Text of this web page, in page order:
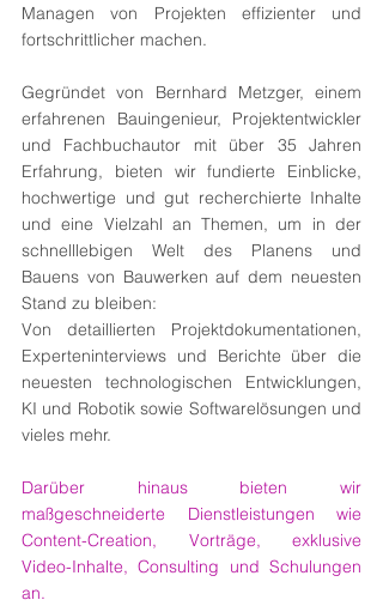
Managen von Projekten effizienter und
fortschrittlicher machen.
Gegründet von Bernhard Metzger, einem
erfahrenen Bauingenieur, Projektentwickler
und Fachbuchautor mit über 35 Jahren
Erfahrung, bieten wir fundierte Einblicke,
hochwertige und gut recherchierte Inhalte
und eine Vielzahl an Themen, um in der
schnelllebigen Welt des Planens und
Bauens von Bauwerken auf dem neuesten
Stand zu bleiben:
Von detaillierten Projektdokumentationen,
Experteninterviews und Berichte über die
neuesten technologischen Entwicklungen,
KI und Robotik sowie Softwarelösungen und
vieles mehr.
Darüber hinaus bieten wir
maßgeschneiderte Dienstleistungen wie
Content-Creation, Vorträge, exklusive
Video-Inhalte, Consulting und Schulungen
an.